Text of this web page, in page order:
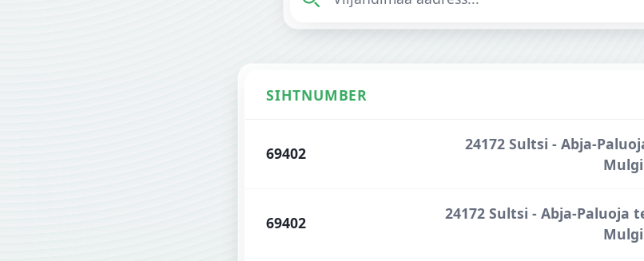
SIHTNUMBER
69402
24172 Sultsi - Abja-
69402
24172 Sultsi - Abja-Paluoja